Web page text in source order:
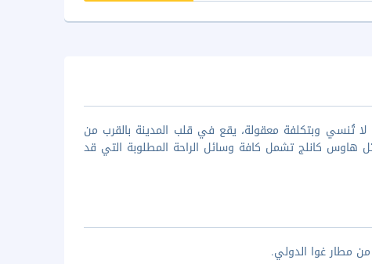
تُنسي وبتكلفة معقولة، يقع في قلب المدينة بالقرب من
هاوس كانلج تشمل كافة وسائل الراحة المطلوبة التي قد